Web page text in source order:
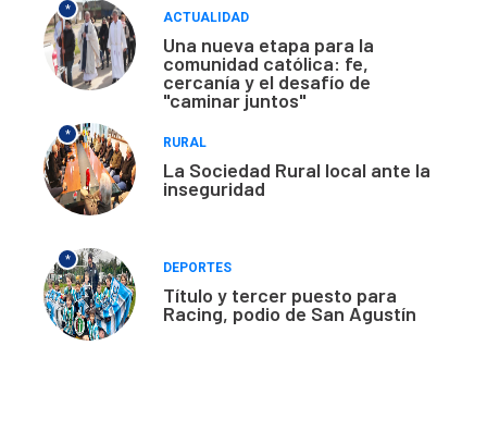
*
ACTUALIDAD
Una nueva etapa para la
comunidad católica: fe,
cercanía y el desafío de
"caminar juntos"
*
RURAL
La Sociedad Rural local ante la
inseguridad
*
DEPORTES
Título y tercer puesto para
Racing, podio de San Agustín